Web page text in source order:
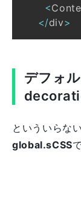
<
</div>
デフォ
といういらな
global.sCSS